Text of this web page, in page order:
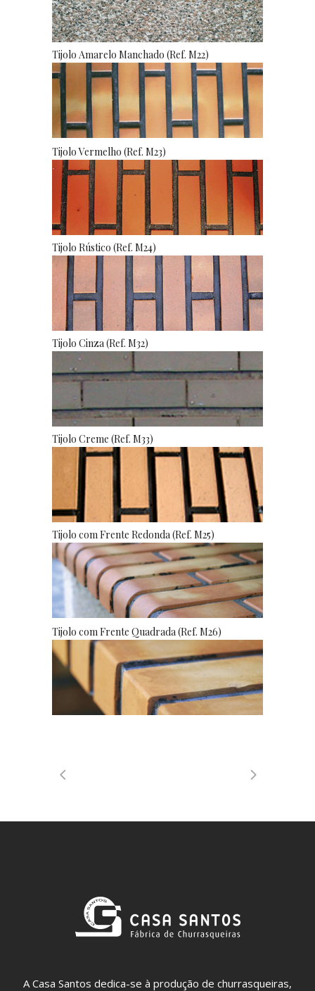
Tijolo Amarelo Manchado (Ref. M22)
Tijolo Vermelho (Ref. M23)
Tijolo Rústico (Ref. M24)
Tijolo Cinza (Ref. M32)
Tijolo Creme (Ref. M33)
Tijolo com Frente Redonda (Ref. M25)
Tijolo com Frente Quadrada (Ref. M26)
A Casa Santos dedica-se à produção de churrasqueiras,